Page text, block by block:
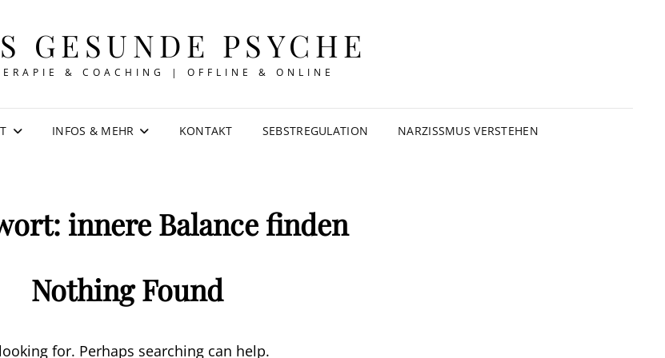
GESUNDE PSYCHE
& COACHING | OFFLINE & ONLINE
INFOS & MEHR KONTAKT SEBSTREGULATION NARZISSMUS VERSTEHEN
innere Balance finden
Nothing Found
for. Perhaps searching can help.